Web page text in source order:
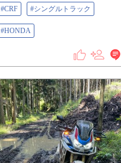
#CRF #シングルトラック
#HONDA